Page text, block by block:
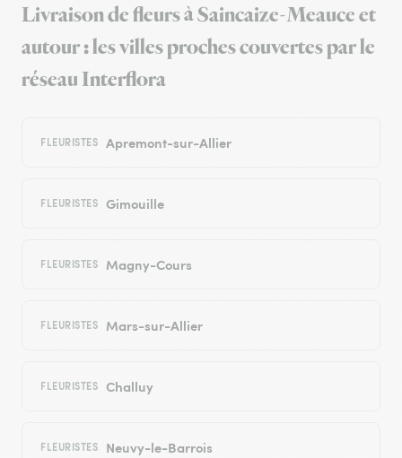
Livraison de fleurs à Saincaize-Meauce et
autour : les villes proches couvertes par le
réseau Interflora
FLEURISTES Apremont-sur-Allier
FLEURISTES Gimouille
FLEURISTES Magny-Cours
FLEURISTES Mars-sur-Allier
FLEURISTES Challuy
FLEURISTES Neuvy-le-Barrois